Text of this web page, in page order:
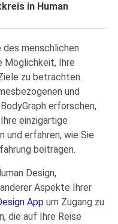
in Human
des menschlichen
Möglichkeit, Ihre
zu betrachten.
und
erforschen,
einzigartige
und erfahren, wie Sie
beitragen.
Design,
Aspekte Ihrer
App um Zugang zu
die auf Ihre Reise